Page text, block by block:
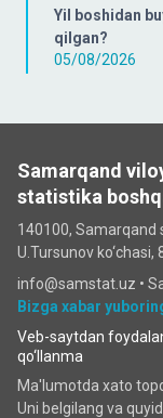
Yil boshidan
qilgan?
05/08/2026
Samarqand
statistika
140100, Samarqand
U.Tursunov ko‘chаsi,
info@samstat.uz •
Bizga xabar
Veb-saytdan
qo‘llanma
Ma'lumotda xato
Uni belgilang va